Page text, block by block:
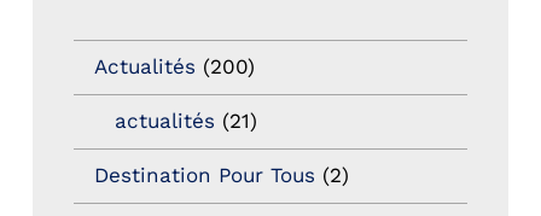
Actualités (200)
actualités (21)
Destination Pour Tous (2)